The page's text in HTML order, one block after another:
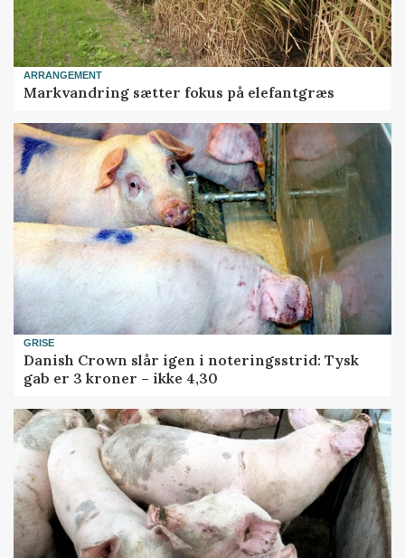
ARRANGEMENT
Markvandring sætter fokus på elefantgræs
GRISE
Danish Crown slår igen i noteringsstrid: Tysk
gab er 3 kroner – ikke 4,30